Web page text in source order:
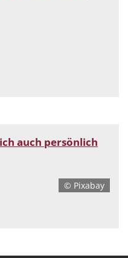
auch persönlich
© Pixabay